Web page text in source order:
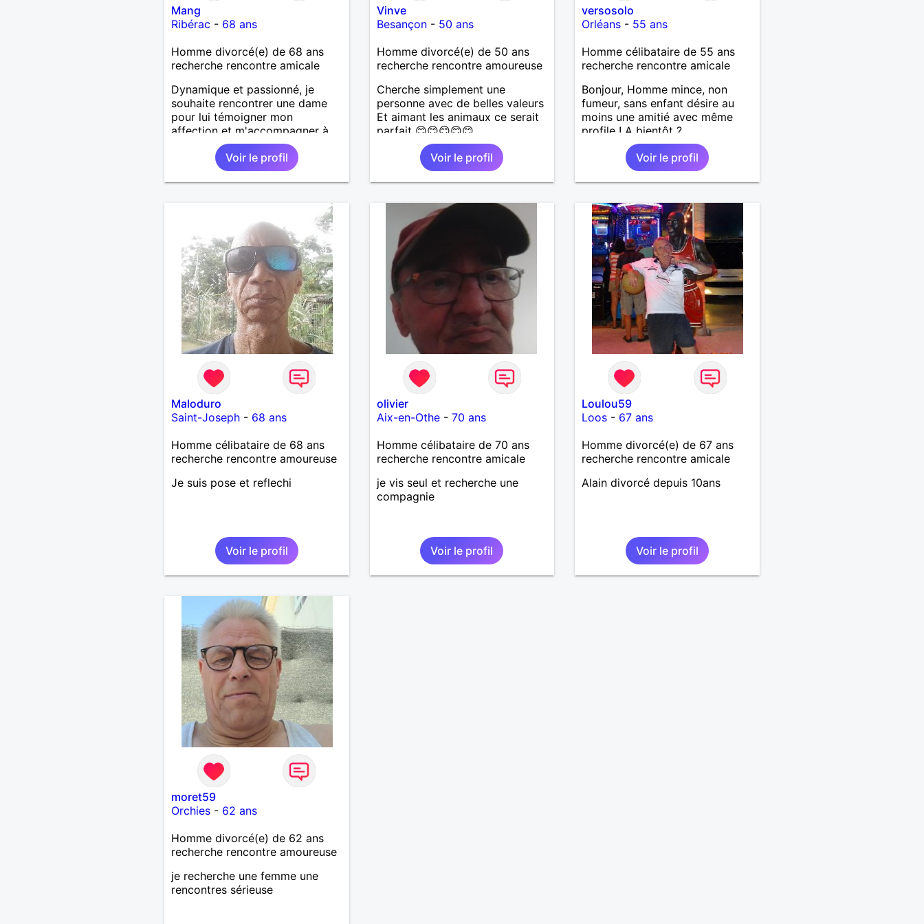
Mang
Ribérac - 68 ans
Homme divorcé(e) de 68 ans
recherche rencontre amicale
Dynamique et passionné, je
souhaite rencontrer une dame
pour lui témoigner mon
affection et m'accompagner à
l'océan ou lors de sorties entre
collectionneurs.Voir le profil
Vinve
Besançon- 50 ans
Homme divorcé(e) de 50 ans
recherche rencontre amoureuse
Cherche simplement une
personne avec de belles valeurs
Et aimant les animaux ce serait
parfait 😊😊😊😊😊
Voir le profil
versosolo
Orléans - 55 ans
Homme célibataire de 55 ans
recherche rencontre amicale
Bonjour, Homme mince, non
fumeur, sans enfant désire au
moins une amitié avec même
profile ! A bientôt ?
Voir le profil
Maloduro
Saint-Joseph- 68 ans
Homme célibataire de 68 ans
recherche rencontre amoureuse
Je suis pose et reflechi
Voir le profil
olivier
Aix-en-Othe- 70 ans
Homme célibataire de 70 ans
recherche rencontre amicale
je vis seul et recherche une
compagnie
Voir le profil
Loulou59
Loos - 67 ans
Homme divorcé(e) de 67 ans
recherche rencontre amicale
Alain divorcé depuis 10ans
Voir le profil
moret59
Orchies- 62 ans
Homme divorcé(e) de 62 ans
recherche rencontre amoureuse
je recherche une femme une
rencontres sérieuse